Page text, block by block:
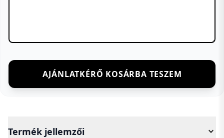
AJÁNLATKÉRŐ KOSÁRBA TESZEM
Termék jellemzői